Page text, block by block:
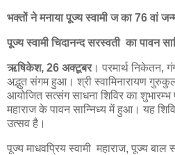
भक्तों ने मनाया पूज्य स्वामी ज का 76 वां
पूज्य स्वामी चिदानन्द सरस्वती का पावन
ऋषिकेश, 26 अक्टूबर। परमार्थ निकेतन,
अद्भुत संगम हुआ। श्री स्वामिनारायण गुरुकुल
आयोजित सत्संग साधना शिविर का शुभारम्भ
महाराज के पावन सान्निध्य में हुआ। यह
उत्सव है।
पूज्य माधवप्रिय स्वामी महाराज, पूज्य बाल